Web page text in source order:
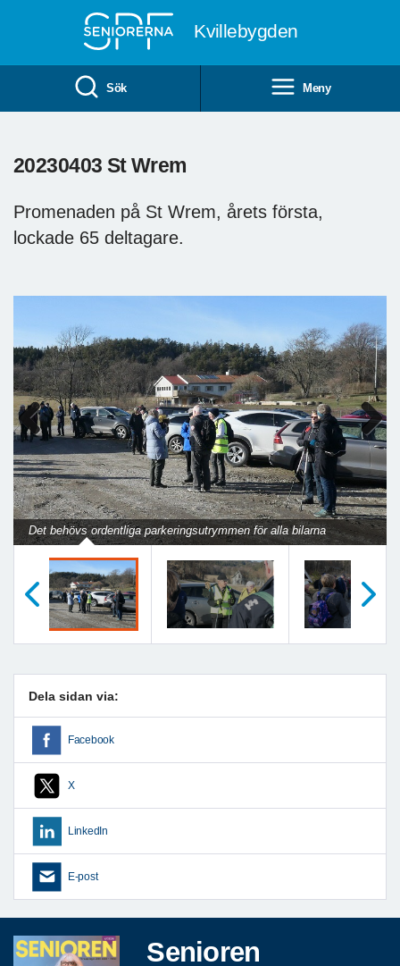
Kvillebygden
Sök Meny
20230403 St Wrem
Promenaden på St Wrem, årets första,
lockade 65 deltagare.
Det behövs ordentliga parkeringsutrymmen för alla bilarna
Previous Next
Dela sidan via:
Facebook
X
LinkedIn
E-post
Senioren